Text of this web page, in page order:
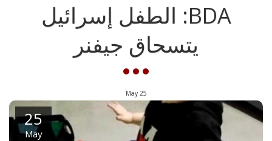
BDA: الطفل إسرائيل
يتسحاق جيفنر
25
May
25
May